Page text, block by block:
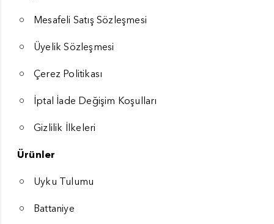
Mesafeli Satış Sözleşmesi
Üyelik Sözleşmesi
Çerez Politikası
İptal İade Değişim Koşulları
Gizlilik İlkeleri
Ürünler
Uyku Tulumu
Battaniye